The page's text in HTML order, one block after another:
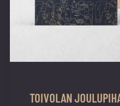
TOIVOLAN